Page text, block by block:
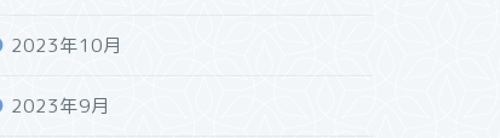
2023年10月
2023年9月